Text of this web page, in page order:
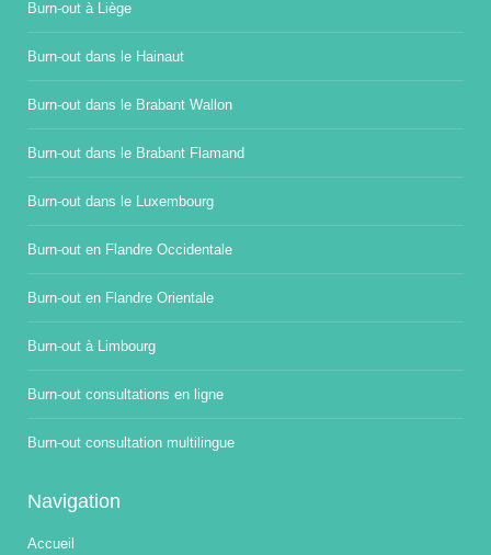
Burn-out à Liège
Burn-out dans le Hainaut
Burn-out dans le Brabant Wallon
Burn-out dans le Brabant Flamand
Burn-out dans le Luxembourg
Burn-out en Flandre Occidentale
Burn-out en Flandre Orientale
Burn-out à Limbourg
Burn-out consultations en ligne
Burn-out consultation multilingue
Navigation
Accueil